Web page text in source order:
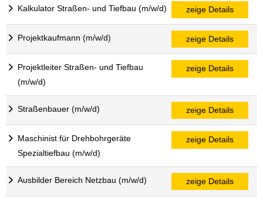
Kalkulator Straßen- und Tiefbau (m/w/d) zeige Details
Projektkaufmann (m/w/d) zeige Details
Projektleiter Straßen- und Tiefbau
(m/w/d)
zeige Details
Straßenbauer (m/w/d) zeige Details
Maschinist für Drehbohrgeräte
Spezialtiefbau (m/w/d)
zeige Details
Ausbilder Bereich Netzbau (m/w/d) zeige Details